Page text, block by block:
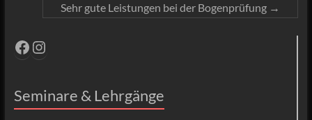
Sehr gute Leistungen bei der Bogenprüfung →
Facebook
Instagram
Seminare & Lehrgänge